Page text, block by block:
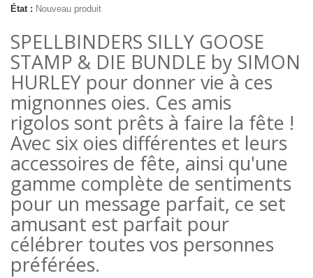
État : Nouveau produit
SPELLBINDERS SILLY GOOSE
STAMP & DIE BUNDLE by SIMON
HURLEY pour donner vie à ces
mignonnes oies. Ces amis
rigolos sont prêts à faire la fête !
Avec six oies différentes et leurs
accessoires de fête, ainsi qu'une
gamme complète de sentiments
pour un message parfait, ce set
amusant est parfait pour
célébrer toutes vos personnes
préférées.